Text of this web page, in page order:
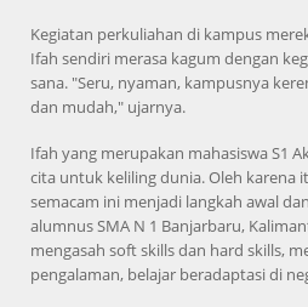
Kegiatan perkuliahan di kampus
Ifah sendiri merasa kagum dengan
sana. "Seru, nyaman, kampusnya
dan mudah," ujarnya.
Ifah yang merupakan mahasiswa S1
cita untuk keliling dunia. Oleh karena
semacam ini menjadi langkah awal
alumnus SMA N 1 Banjarbaru,
mengasah soft skills dan hard skills,
pengalaman, belajar beradaptasi di